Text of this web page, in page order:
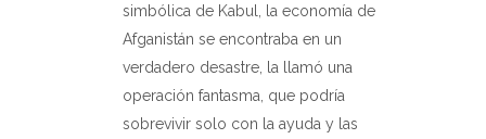
simbólica de Kabul, la economía de
Afganistán se encontraba en un
verdadero desastre, la llamó una
operación fantasma, que podría
sobrevivir solo con la ayuda y las